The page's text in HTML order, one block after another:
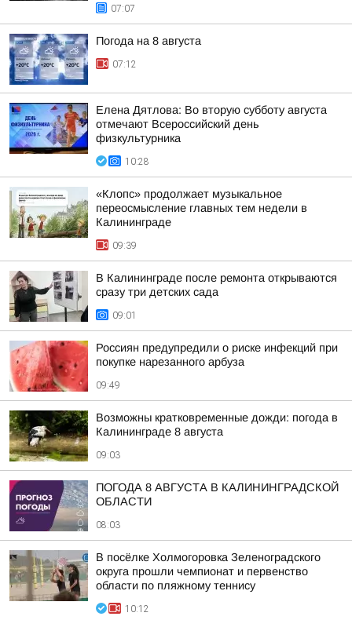
07:07
Погода на 8 августа
07:12
Елена Дятлова: Во вторую субботу августа
отмечают Всероссийский день
физкультурника
10:28
«Клопс» продолжает музыкальное
переосмысление главных тем недели в
Калининграде
09:39
В Калининграде после ремонта открываются
сразу три детских сада
09:01
Россиян предупредили о риске инфекций при
покупке нарезанного арбуза
09:49
Возможны кратковременные дожди: погода в
Калининграде 8 августа
09:03
ПОГОДА 8 АВГУСТА В КАЛИНИНГРАДСКОЙ
ОБЛАСТИ
08:03
В посёлке Холмогоровка Зеленоградского
округа прошли чемпионат и первенство
области по пляжному теннису
10:12